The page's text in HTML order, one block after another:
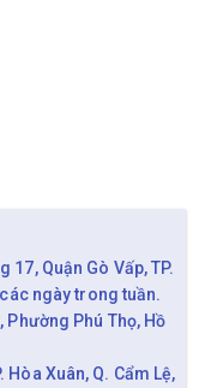
17, Quận Gò Vấp, TP.
ngày trong tuần.
Phường Phú Thọ, Hồ
Xuân, Q. Cẩm Lệ,